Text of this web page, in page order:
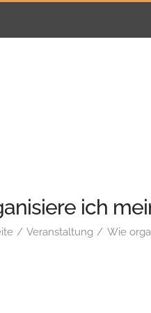
ich
Veranstaltung Wie